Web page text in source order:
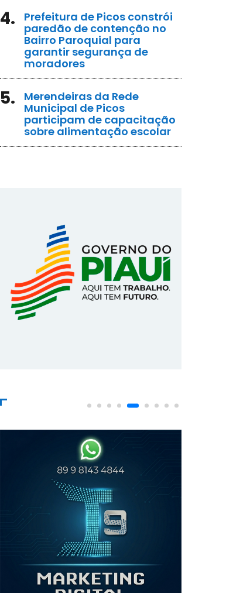
4.
Prefeitura de Picos constrói
paredão de contenção no
Bairro Paroquial para
garantir segurança de
moradores
5.
Merendeiras da Rede
Municipal de Picos
participam de capacitação
sobre alimentação escolar